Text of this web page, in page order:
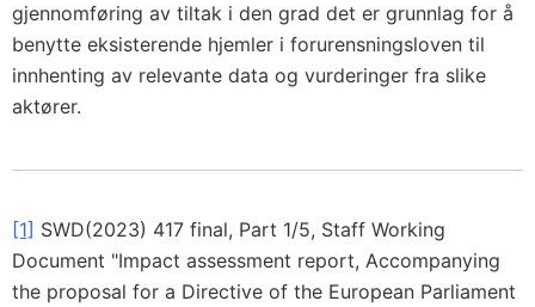
gjennomføring av tiltak i den grad det er grunnlag for å
benytte eksisterende hjemler i forurensningsloven til
innhenting av relevante data og vurderinger fra slike
aktører.
[1] SWD(2023) 417 final, Part 1/5, Staff Working
Document "Impact assessment report, Accompanying
the proposal for a Directive of the European Parliament